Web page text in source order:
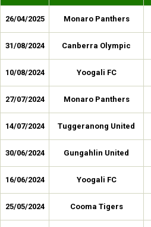
26/04/2025 Monaro Panthers
31/08/2024 Canberra Olympic
10/08/2024 Yoogali FC
27/07/2024 Monaro Panthers
14/07/2024 Tuggeranong United
30/06/2024 Gungahlin United
16/06/2024 Yoogali FC
25/05/2024 Cooma Tigers